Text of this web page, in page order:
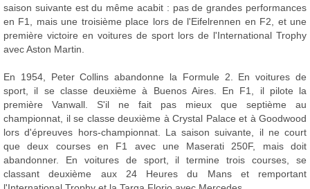
saison suivante est du même acabit : pas de grandes performances
en F1, mais une troisième place lors de l'Eifelrennen en F2, et une
première victoire en voitures de sport lors de l'International Trophy
avec Aston Martin.
En 1954, Peter Collins abandonne la Formule 2. En voitures de
sport, il se classe deuxième à Buenos Aires. En F1, il pilote la
première Vanwall. S'il ne fait pas mieux que septième au
championnat, il se classe deuxième à Crystal Palace et à Goodwood
lors d'épreuves hors-championnat. La saison suivante, il ne court
que deux courses en F1 avec une Maserati 250F, mais doit
abandonner. En voitures de sport, il termine trois courses, se
classant deuxième aux 24 Heures du Mans et remportant